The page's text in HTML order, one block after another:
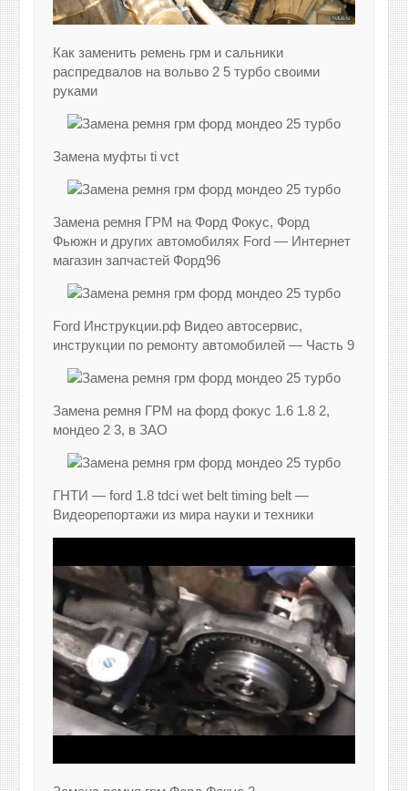
Как заменить ремень грм и сальники
распредвалов на вольво 2 5 турбо своими
руками
Замена муфты ti vct
Замена ремня ГРМ на Форд Фокус, Форд
Фьюжн и других автомобилях Ford — Интернет
магазин запчастей Форд96
Ford Инструкции.рф Видео автосервис,
инструкции по ремонту автомобилей — Часть 9
Замена ремня ГРМ на форд фокус 1.6 1.8 2,
мондео 2 3, в ЗАО
ГНТИ — ford 1.8 tdci wet belt timing belt —
Видеорепортажи из мира науки и техники